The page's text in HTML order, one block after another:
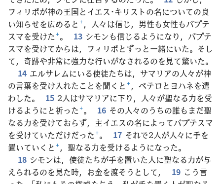
フィリポが神の王国とイエス･キリストの名についての良
い知らせを広めると +，人々は信じ，男性も女性もバプテ
スマを受けた+。 13 シモンも信じるようになり，バプテ
スマを受けてからは，フィリポとずっと一緒にいた。そし
て，奇跡や非常に強力な行いがなされるのを見て驚いた。
14 エルサレムにいる使徒たちは，サマリアの人々が神
の言葉を受け入れたことを聞くと +，ペテロとヨハネを遣
わした。
15 2人はサマリアに下り，人々が聖なる力を受
けるようにと祈った+。 16 その人々のうちの誰もまだ聖
なる力を受けておらず，主イエスの名によってバプテスマ
を受けていただけだった+。 17 それで2人が人々に手を
置いていくと +，聖なる力を受けるようになった。
18 シモンは，使徒たちが手を置いた人に聖なる力が与
えられるのを見た時，お金を渡そうとして，
19 こう言